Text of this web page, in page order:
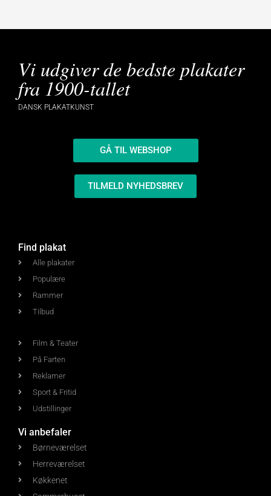
Vi udgiver de bedste plakater
fra 1900-tallet
DANSK PLAKATKUNST
GÅ TIL WEBSHOP
TILMELD NYHEDSBREV
Find plakat
Alle plakater
Populære
Rammer
Tilbud
Film & Teater
På Farten
Reklamer
Sport & Fritid
Udstillinger
Vi anbefaler
Børneværelset
Herreværelset
Køkkenet